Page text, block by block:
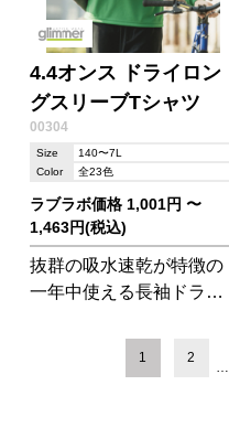
4.4オンス ドライロン
グスリーブTシャツ
00304
Size
140〜7L
Color
全23色
ラブラボ価格 1,001円 〜
1,463円(税込)
抜群の吸水速乾が特徴の
一年中使える長袖ドライT
く、何度洗濯しても型く
ずれや色落ちの心配があ
1 2
…